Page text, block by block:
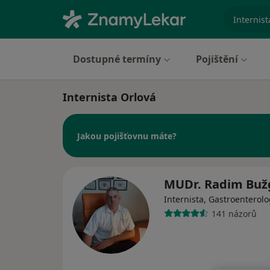
Dostupné termíny Pojištění
Internista Orlová
Jakou pojišťovnu máte?
MUDr. Radim
Internista,
141 názorů